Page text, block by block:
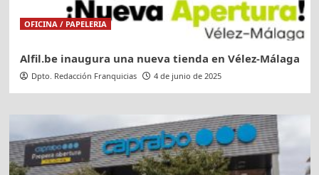
OFICINA / PAPELERIA
Alfil.be inaugura una nueva tienda en Vélez-Málaga
Dpto. Redacción Franquicias 4 de junio de 2025